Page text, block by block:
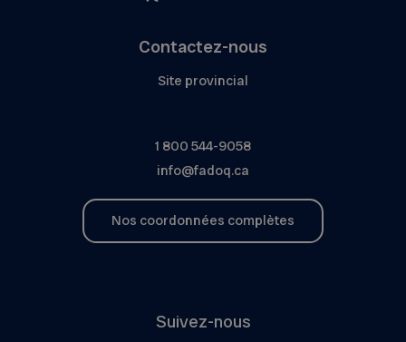
Contactez-nous
Site provincial
1 800 544-9058
info@fadoq.ca
Nos coordonnées complètes
Suivez-nous